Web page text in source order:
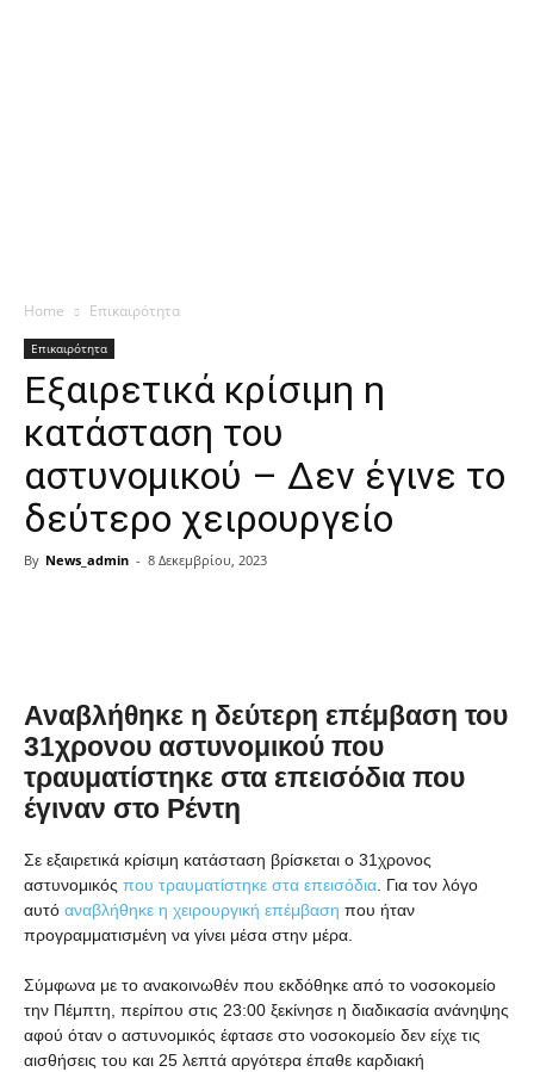
Home Επικαιρότητα
Επικαιρότητα
Εξαιρετικά κρίσιμη η
κατάσταση του
αστυνομικού – Δεν έγινε το
δεύτερο χειρουργείο
By News_admin - 8 Δεκεμβρίου, 2023
Αναβλήθηκε η δεύτερη επέμβαση του
31χρονου αστυνομικού που
τραυματίστηκε στα επεισόδια που
έγιναν στο Ρέντη
Σε εξαιρετικά κρίσιμη κατάσταση βρίσκεται ο 31χρονος
αστυνομικός που τραυματίστηκε στα επεισόδια . Για τον λόγο
αυτό αναβλήθηκε η χειρουργική επέμβαση που ήταν
προγραμματισμένη να γίνει μέσα στην μέρα.
Σύμφωνα με το ανακοινωθέν που εκδόθηκε από το νοσοκομείο
την Πέμπτη, περίπου στις 23:00 ξεκίνησε η διαδικασία ανάνηψης
αφού όταν ο αστυνομικός έφτασε στο νοσοκομείο δεν είχε τις
αισθήσεις του και 25 λεπτά αργότερα έπαθε καρδιακή